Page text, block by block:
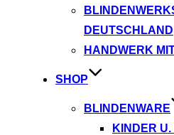
DEUTSCHLAND
HANDWERK
SHOP
BLINDENWARE
KINDER